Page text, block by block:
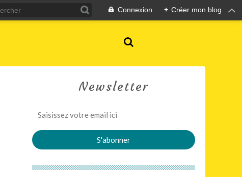
Connexion + Créer mon blog
Newsletter